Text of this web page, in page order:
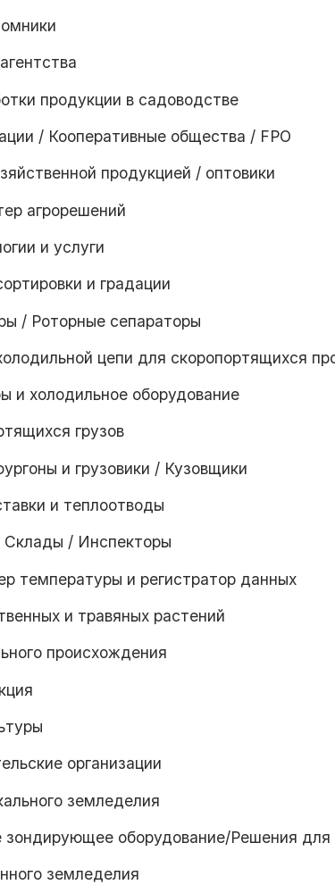
продукции в садоводстве
/ Кооперативные общества / FPO
продукцией / оптовики
агрорешений
и услуги
и градации
/ Роторные сепараторы
цепи для скоропортящихся
и холодильное оборудование
грузов
и грузовики / Кузовщики
и теплоотводы
/ Инспекторы
температуры и регистратор данных
и травяных растений
происхождения
организации
земледелия
оборудование/Решения для
земледелия